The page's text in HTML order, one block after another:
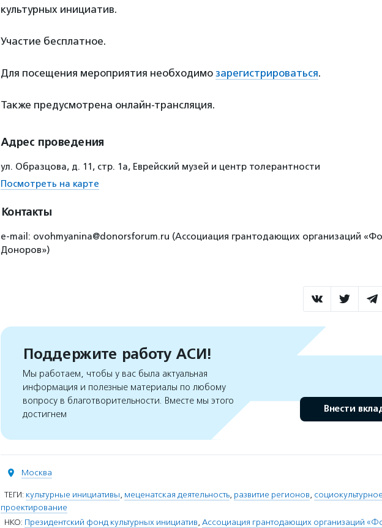
культурных инициатив.
Участие бесплатное.
Для посещения мероприятия необходимо зарегистрироваться.
Также предусмотрена онлайн-трансляция.
Адрес проведения
ул. Образцова, д. 11, стр. 1а, Еврейский музей и центр толерантности
Посмотреть на карте
Контакты
e-mail: ovohmyanina@donorsforum.ru (Ассоциация грантодающих организаций
Доноров»)
Поддержите работу АСИ!
Мы работаем, чтобы у вас была актуальная
информация и полезные материалы по любому
вопросу в благотворительности. Вместе мы этого
достигнем
Внести
Москва
ТЕГИ: культурные инициативы, меценатская деятельность, развитие регионов, социокультурное
проектирование
НКО: Президентский фонд культурных инициатив, Ассоциация грантодающих организаций